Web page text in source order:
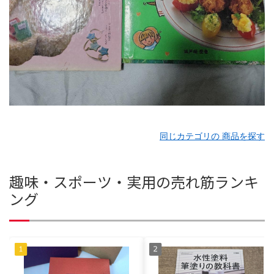
同じカテゴリの 商品を探す
趣味・スポーツ・実用の売れ筋ランキ
ング